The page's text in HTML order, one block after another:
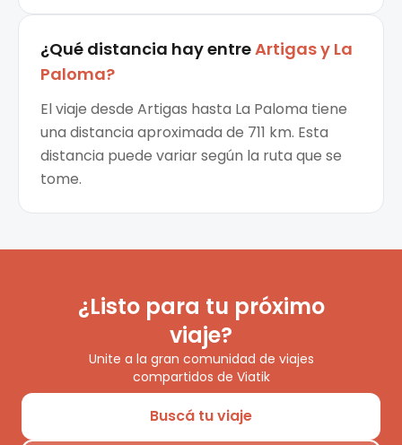
¿Qué distancia hay entreArtigasy La
Paloma?
El viaje desde Artigas hasta La Paloma tiene
una distancia aproximada de 711 km. Esta
distancia puede variar según la ruta que se
tome.
¿Listo para tu próximo
viaje?
Unite a la gran comunidad de viajes
compartidos de Viatik
Buscá tu viaje